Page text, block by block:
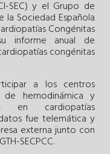
SEC) y el Grupo de
la Sociedad Española
Congénitas
su informe anual de
congénitas
a los centros
hemodinámica y
en cardiopatías
fue telemática y
externa junto con
SECPCC.